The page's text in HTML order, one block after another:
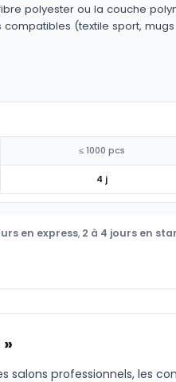
polyester ou la couche
(textile sport,
≤ 1000 pcs
4 j
en express, 2 à 4 jours en
professionnels, les